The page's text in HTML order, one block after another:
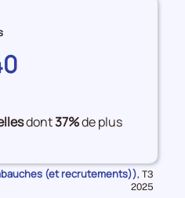
dont37%de plus
(et recrutements)), Données
pour
T3
2025